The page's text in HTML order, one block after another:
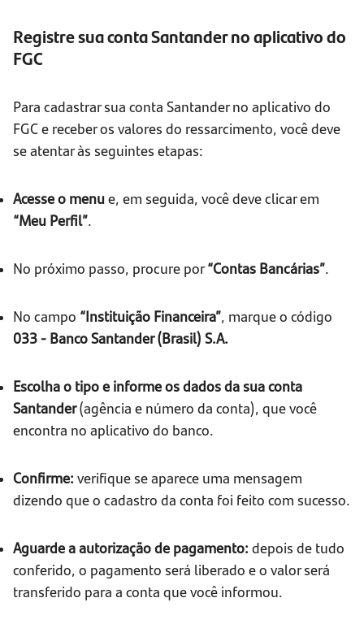
Registre sua conta Santander no aplicativo do
FGC
Para cadastrar sua conta Santander no aplicativo do
FGC e receber os valores do ressarcimento, você deve
se atentar às seguintes etapas:
Acesse o menue, em seguida, você deve clicar em
“Meu Perfil”.
No próximo passo, procure por“Contas Bancárias”.
No campo “Instituição Financeira”, marque o código
033 - Banco Santander (Brasil) S.A.
Escolha o tipo e informe os dados da sua conta
Santander(agência e número da conta), que você
encontra no aplicativo do banco.
Confirme: verifique se aparece uma mensagem
dizendo que o cadastro da conta foi feito com sucesso.
Aguarde a autorização de pagamento: depois de tudo
conferido, o pagamento será liberado e o valor será
transferido para a conta que você informou.